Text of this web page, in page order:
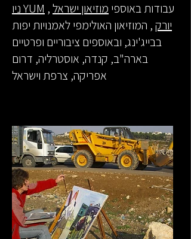
עבודות באוספי מוזיאון ישראל,
YUM ניו
יורק, המוזיאון האולימפי לאמנויות יפות
בבייג'ינג, ובאוספים ציבוריים ופרטיים
בארה"ב, קנדה, אוסטרליה, דרום
אפריקה, צרפת וישראל